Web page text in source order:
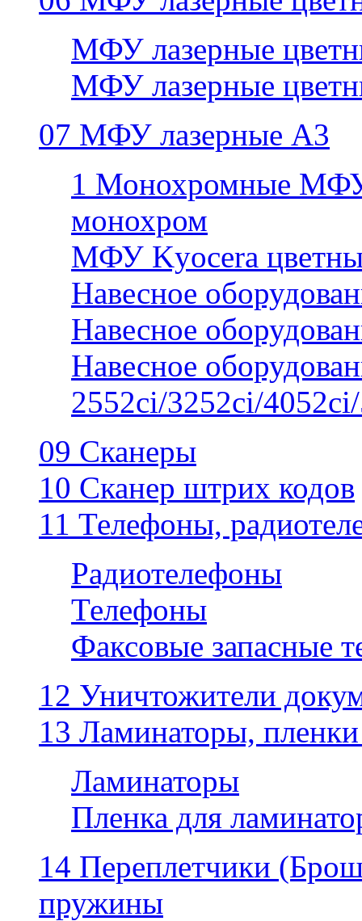
МФУ лазерные
МФУ лазерные
07 МФУ лазерные А3
1 Монохромные
монохром
МФУ Kyocera
Навесное
Навесное
Навесное
2552ci/3252ci/
09 Сканеры
10 Сканер штрих кодов
11 Телефоны,
Радиотелефоны
Телефоны
Факсовые запасные
12 Уничтожители
13 Ламинаторы,
Ламинаторы
Пленка для
14 Переплетчики
пружины